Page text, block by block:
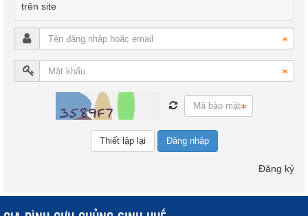
trên site
Đăng nhập
Đăng ký